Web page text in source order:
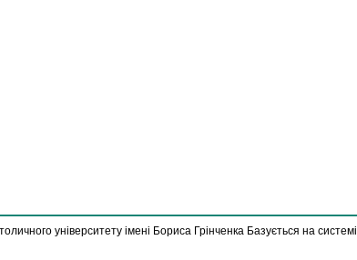
університету імені Бориса Грінченка Базується на системі